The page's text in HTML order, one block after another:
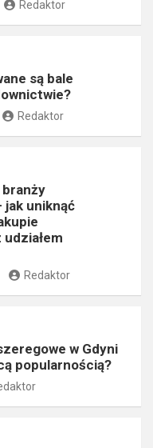
Redaktor
są bale
Redaktor
branży
jak uniknąć
Redaktor
w Gdyni
popularnością?